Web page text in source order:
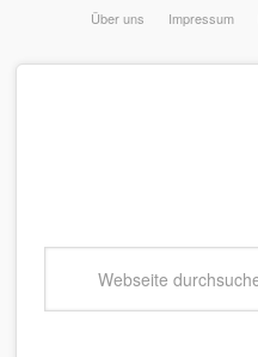
Über uns Impressum